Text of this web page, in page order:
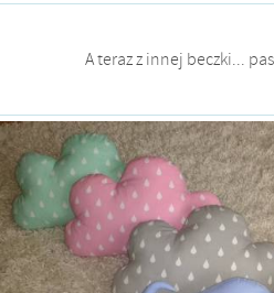
A teraz z innej beczki...